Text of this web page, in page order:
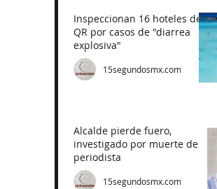
Inspeccionan 16 hoteles de
QR por casos de "diarrea
explosiva"
15segundosmx.com
Alcalde pierde fuero,
investigado por muerte de
periodista
15segundosmx.com